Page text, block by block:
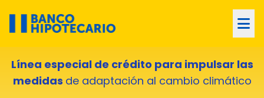
Línea especial de crédito para impulsar las
medidas de adaptación al cambio climático